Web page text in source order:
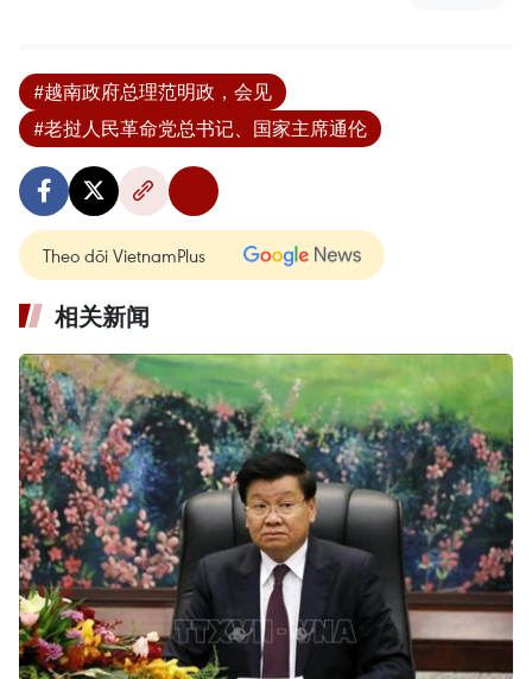
#越南政府总理范明政，会见
#老挝人民革命党总书记、国家主席通伦
Theo dõi VietnamPlus
相关新闻